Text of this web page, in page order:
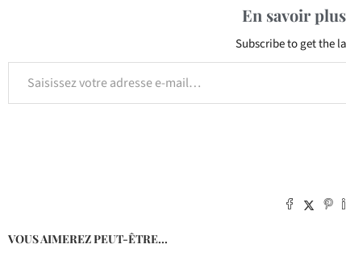
En savoir
Subscribe to get the
VOUS AIMEREZ PEUT-ÊTRE...